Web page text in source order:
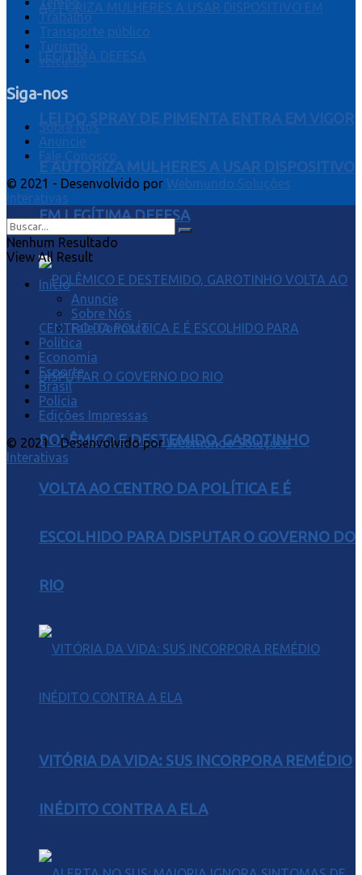
LEI DO SPRAY DE PIMENTA ENTRA EM VIGOR
E AUTORIZA MULHERES A USAR DISPOSITIVO
EM LEGÍTIMA DEFESA
POLÊMICO E DESTEMIDO, GAROTINHO
VOLTA AO CENTRO DA POLÍTICA E É
ESCOLHIDO PARA DISPUTAR O GOVERNO DO
RIO
VITÓRIA DA VIDA: SUS INCORPORA REMÉDIO
INÉDITO CONTRA A ELA
Trabalho
Transporte público
Turismo
veiculos
Siga-nos
Sobre Nós
Anuncie
Fale Conosco
© 2021 - Desenvolvido por Webmundo Soluções
Interativas
Nenhum Resultado
View All Result
Início
Anuncie
Sobre Nós
Fale Conosco
Política
Economia
Esporte
Brasil
Polícia
Edições Impressas
© 2021 - Desenvolvido porWebmundo Soluções
Interativas